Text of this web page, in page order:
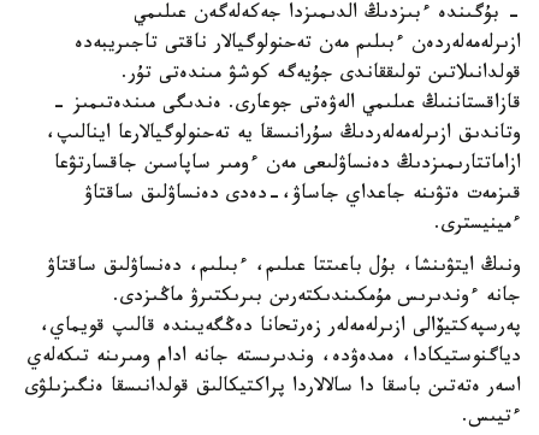
- بۇگىندە ءبىزدىڭ الدىمىزدا جەكەلەگەن عىلىمي
ازىرلەمەلەردەن ءبىلىم مەن تەحنولوگيالار ناقتى تاجىريبەدە
قولدانىلاتىن تولىققاندى جۇيەگە كوشۋ مىندەتى تۇر.
قازاقستاننىڭ عىلىمي الەۋەتى جوعارى. ەندىگى مىندەتىمىز -
وتاندىق ازىرلەمەلەردىڭ سۇرانىسقا يە تەحنولوگيالارعا اينالىپ،
ازاماتتارىمىزدىڭ دەنساۋلىعى مەن ءومىر ساپاسىن جاقسارتۋعا
قىزمەت ەتۋىنە جاعداي جاساۋ،-دەدى دەنساۋلىق ساقتاۋ
ءمينيسترى.
ونىڭ ايتۋىنشا، بۇل باعىتتا عىلىم، ءبىلىم، دەنساۋلىق ساقتاۋ
جانە ءوندىرىس مۇمكىندىكتەرىن بىرىكتىرۋ ماڭىزدى.
پەرسپەكتيۆالى ازىرلەمەلەر زەرتحانا دەڭگەيىندە قالىپ قويماي،
دياگنوستيكادا، ەمدەۋدە، وندىرىستە جانە ادام ومىرىنە تىكەلەي
اسەر ەتەتىن باسقا دا سالالاردا پراكتيكالىق قولدانىسقا ەنگىزىلۋى
ءتيىس.